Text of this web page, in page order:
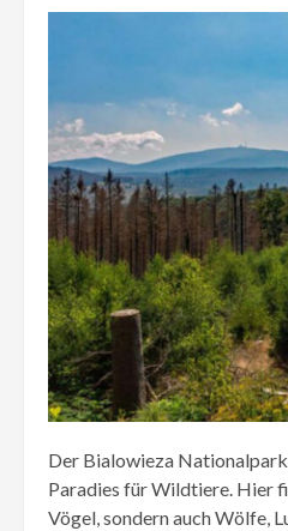
Der Bialowieza
Paradies für Wildtiere. Hier
Vögel, sondern auch Wölfe,